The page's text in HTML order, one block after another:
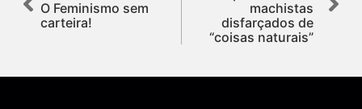
O Feminismo sem
carteira!
machistas
disfarçados de
“coisas naturais”